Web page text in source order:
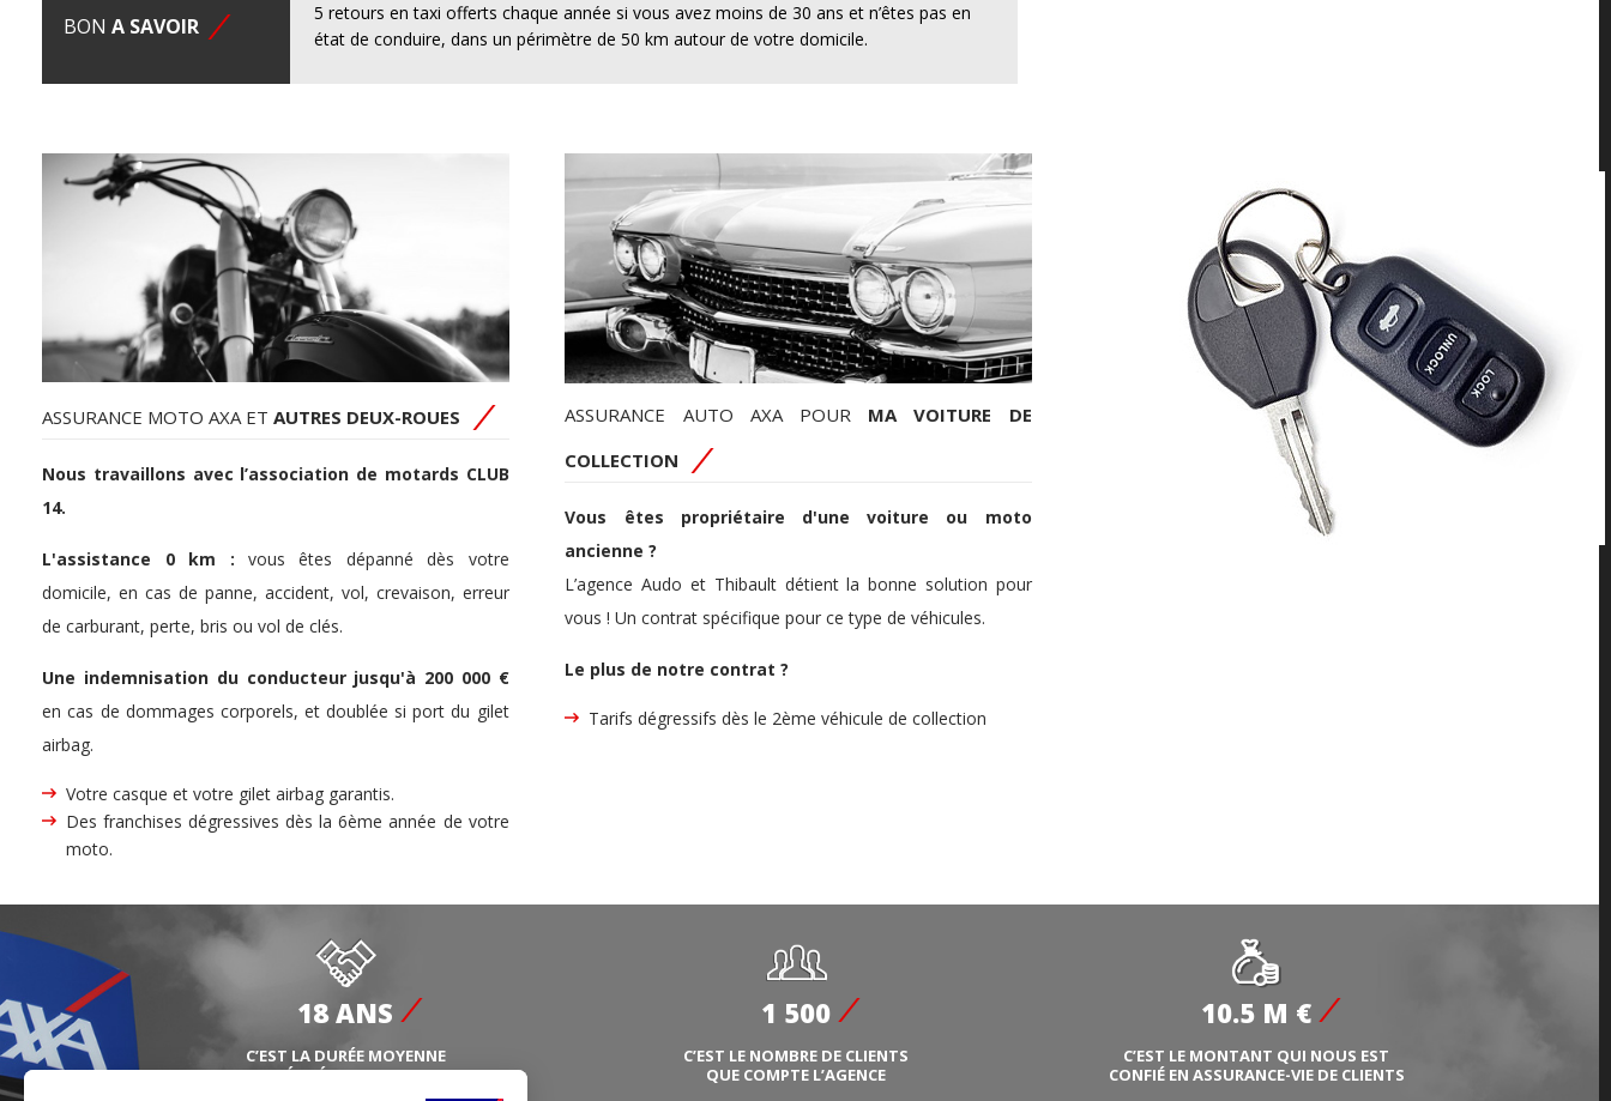
BONA SAVOIR
5 retours en taxi offerts chaque année si vous avez moins de 30 ans et n’êtes pas en
état de conduire, dans un périmètre de 50 km autour de votre domicile.
ASSURANCE MOTO AXA ETAUTRES DEUX-ROUES
Nous travaillons avec l’association de motards CLUB
14.
L'assistance 0 km : vous êtes dépanné dès votre
domicile, en cas de panne, accident, vol, crevaison, erreur
de carburant, perte, bris ou vol de clés.
Une indemnisation du conducteur jusqu'à 200 000 €
en cas de dommages corporels, et doublée si port du gilet
airbag.
Votre casque et votre gilet airbag garantis.
Des franchises dégressives dès la 6ème année de votre
moto.
ASSURANCE AUTO AXA POUR MA VOITURE DE
COLLECTION
Vous êtes propriétaire d'une voiture ou moto
ancienne ?
L’agence Audo et Thibault détient la bonne solution pour
vous ! Un contrat spécifique pour ce type de véhicules.
Le plus de notre contrat ?
Tarifs dégressifs dès le 2ème véhicule de collection
18 ANS
C’EST LA DURÉE MOYENNE
DE FIDÉLITÉ DE NOS CLIENTS
1 500
C’EST LE NOMBRE DE CLIENTS
QUE COMPTE L’AGENCE
10.5 M €
C’EST LE MONTANT QUI NOUS EST
CONFIÉ EN ASSURANCE-VIE DE CLIENTS